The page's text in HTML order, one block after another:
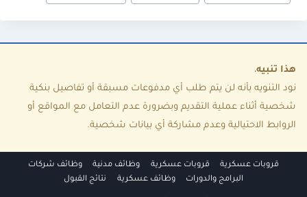
م
ق
ا
ل
:
هذا تنبيه،
نود التنويه بأنه لن يتم طلب أي مدفوعات مسبقة أو تفاصيل بنكية
شخصية أثناء عملية التقديم وبضرورة عدم التعامل مع المواقع أو
الروابط الاحتيالية وعدم مشاركة أي بيانات شخصية.
قروبات عسكرية قروبات عسكرية وظائف مدنية
وظائف شركات
البرامج والدورات
وظائف عسكرية نتائج القبول